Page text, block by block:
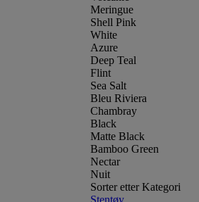
Meringue
Shell Pink
White
Azure
Deep Teal
Flint
Sea Salt
Bleu Riviera
Chambray
Black
Matte Black
Bamboo Green
Nectar
Nuit
Sorter etter Kategori
Stentøy